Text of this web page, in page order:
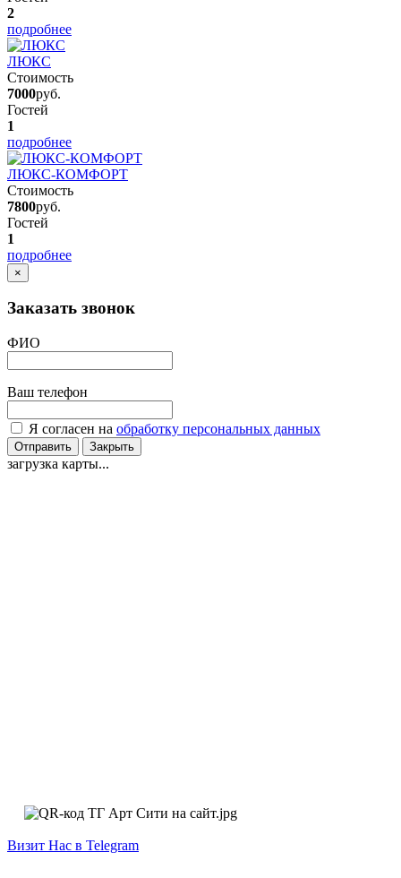
2
подробнее
ЛЮКС
Стоимость
7000руб.
Гостей
1
подробнее
ЛЮКС-КОМФОРТ
Стоимость
7800руб.
Гостей
1
подробнее
×
Заказать звонок
ФИО
Ваш телефон
Я согласен на обработку персональных данных
Отправить Закрыть
загрузка карты...
Визит Нас в Telegram